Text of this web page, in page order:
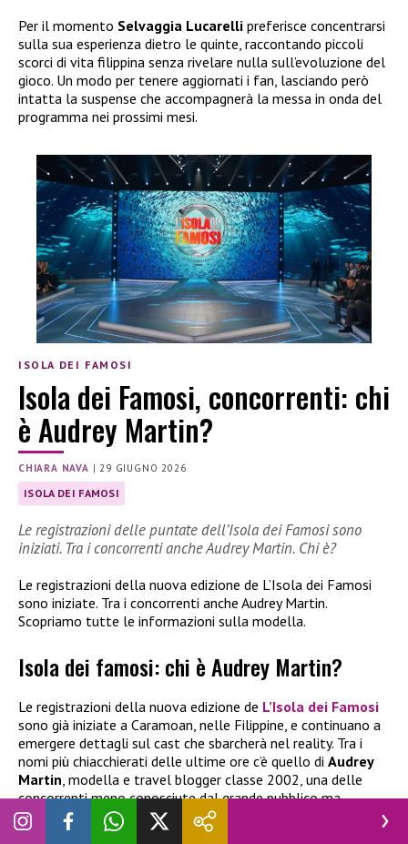
Per il momento Selvaggia Lucarelli preferisce concentrarsi
sulla sua esperienza dietro le quinte, raccontando piccoli
scorci di vita filippina senza rivelare nulla sull’evoluzione del
gioco. Un modo per tenere aggiornati i fan, lasciando però
intatta la suspense che accompagnerà la messa in onda del
programma nei prossimi mesi.
ISOLA DEI FAMOSI
Isola dei Famosi, concorrenti: chi
è Audrey Martin?
CHIARA NAVA |29 GIUGNO 2026
ISOLA DEI FAMOSI
Le registrazioni delle puntate dell’Isola dei Famosi sono
iniziati. Tra i concorrenti anche Audrey Martin. Chi è?
Le registrazioni della nuova edizione de L’Isola dei Famosi
sono iniziate. Tra i concorrenti anche Audrey Martin.
Scopriamo tutte le informazioni sulla modella.
Isola dei famosi: chi è Audrey Martin?
Le registrazioni della nuova edizione de L’Isola dei Famosi
sono già iniziate a Caramoan, nelle Filippine, e continuano a
emergere dettagli sul cast che sbarcherà nel reality. Tra i
nomi più chiacchierati delle ultime ore c’è quello di Audrey
Martin, modella e travel blogger classe 2002, una delle
concorrenti meno conosciute dal grande pubblico ma
destinata a incuriosire gli appassionati del programma. Il suo
nome, in realtà, era già circolato nelle settimane scorse. In